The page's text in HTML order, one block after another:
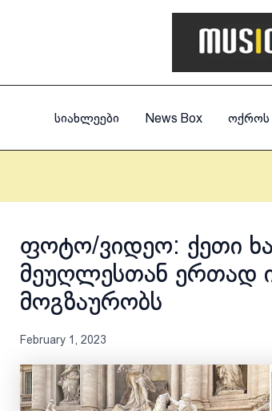
სიახლეები News Box ოქროს
ფოტო/ვიდეო: ქეთი
მეუღლესთან ერთად
მოგზაურობს
February 1, 2023